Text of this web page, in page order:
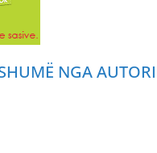
NGA AUTORI